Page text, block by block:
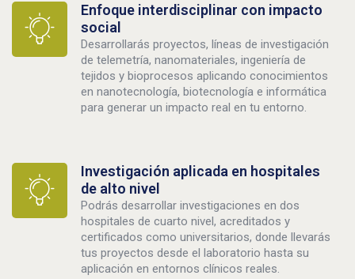
Enfoque interdisciplinar con impacto
social
Desarrollarás proyectos, líneas de investigación
de telemetría, nanomateriales, ingeniería de
tejidos y bioprocesos aplicando conocimientos
en nanotecnología, biotecnología e informática
para generar un impacto real en tu entorno.
Investigación aplicada en hospitales
de alto nivel
Podrás desarrollar investigaciones en dos
hospitales de cuarto nivel, acreditados y
certificados como universitarios, donde llevarás
tus proyectos desde el laboratorio hasta su
aplicación en entornos clínicos reales.